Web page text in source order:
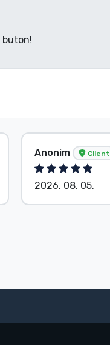
buton!
Anonim Client
2026. 08. 05.